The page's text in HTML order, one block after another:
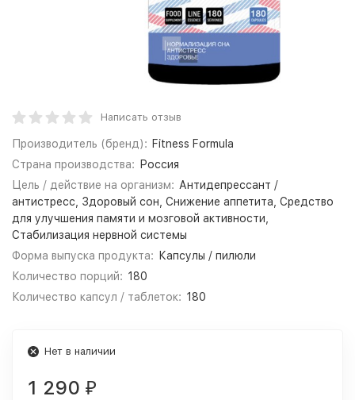
Написать отзыв
Производитель (бренд): Fitness Formula
Страна производства:
Россия
Цель / действие на организм: Антидепрессант /
антистресс, Здоровый сон, Снижение аппетита, Средство
для улучшения памяти и мозговой активности,
Стабилизация нервной системы
Форма выпуска продукта:
Капсулы / пилюли
Количество порций: 180
Количество капсул / таблеток: 180
Нет в наличии
1 290 ₽